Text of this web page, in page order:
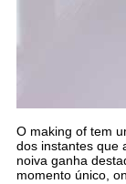
O making of tem
dos instantes que
noiva ganha
momento único,